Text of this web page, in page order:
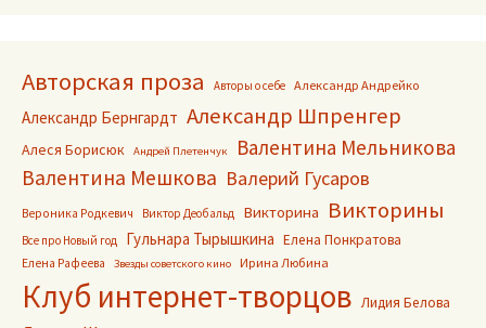
Авторская проза Авторы о себе Александр Андрейко
Александр Бернгардт Александр Шпренгер
Алеся Борисюк Андрей Плетенчук
Валентина Мельникова
Валентина Мешкова Валерий Гусаров
Вероника Родкевич Виктор Деобальд Викторина Викторины
Все про Новый год Гульнара Тырышкина Елена Понкратова
Елена Рафеева Звезды советского кино Ирина Любина
Клуб интернет-творцов Лидия Белова